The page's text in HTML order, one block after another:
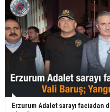
Erzurum Adalet sarayı faciadan